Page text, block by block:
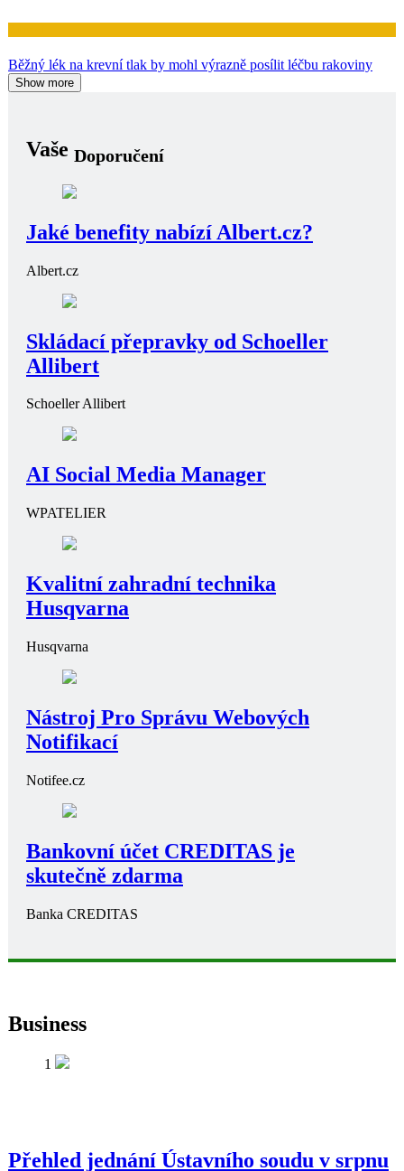
Běžný lék na krevní tlak by mohl výrazně posílit léčbu rakoviny
Show more
Vaše Doporučení
Jaké benefity nabízí Albert.cz?
Albert.cz
Skládací přepravky od Schoeller
Allibert
Schoeller Allibert
AI Social Media Manager
WPATELIER
Kvalitní zahradní technika
Husqvarna
Husqvarna
Nástroj Pro Správu Webových
Notifikací
Notifee.cz
Bankovní účet CREDITAS je
skutečně zdarma
Banka CREDITAS
Business
1
Přehled jednání Ústavního soudu v srpnu